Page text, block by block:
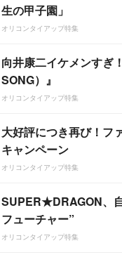
生の甲子園」
オリコンタイアップ特集
向井康二イケメンすぎ
SONG）』
オリコンタイアップ特集
大好評につき再び！フ
キャンペーン
オリコンタイアップ特集
SUPER★DRAGON、
フューチャー”
オリコンタイアップ特集